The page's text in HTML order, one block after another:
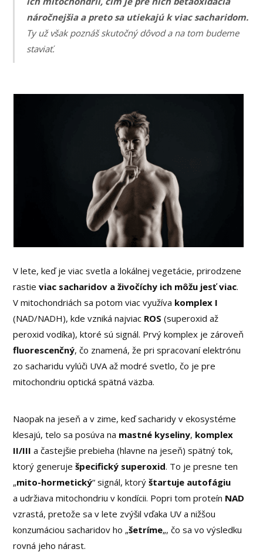
náročnejšia a preto sa utiekajú k viac sacharidom.
Ty už však poznáš skutočný dôvod a na tom budeme
staviať.
V lete, keď je viac svetla a lokálnej vegetácie, prirodzene
rastieviac sacharidov a živočíchy ich môžu jesť viac.
V mitochondriách sa potom viac využíva komplex I
(NAD/NADH), kde vzniká najviac ROS (superoxid až
peroxid vodíka), ktoré sú signál. Prvý komplex je zároveň
fluorescenčný, čo znamená, že pri spracovaní elektrónu
zo sacharidu vylúči UVA až modré svetlo, čo je pre
mitochondriu optická spätná väzba.
Naopak na jeseň a v zime, keď sacharidy v ekosystéme
klesajú, telo sa posúva na mastné kyseliny, komplex
II/III a častejšie prebieha (hlavne na jeseň) spätný tok,
ktorý generuješpecifický superoxid. To je presne ten
„mito-hormetický“ signál, ktorýštartuje autofágiu
a udržiava mitochondriu v kondícii. Popri tom proteín NAD
vzrastá, pretože sa v lete zvýšil vďaka UV a nižšou
konzumáciou sacharidov ho „šetríme„, čo sa vo výsledku
rovná jeho nárast.